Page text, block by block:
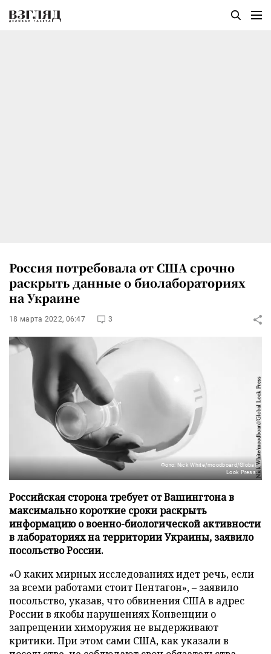
Россия потребовала от США срочно
раскрыть данные о биолабораториях
на Украине
18 марта 2022, 06:47 3
Фото: Nick White/moodboard/Global
Look Press
Российская сторона требует от Вашингтона в
максимально короткие сроки раскрыть
информацию о военно-биологической активности
в лабораториях на территории Украины, заявило
посольство России.
«О каких мирных исследованиях идет речь, если
за всеми работами стоит Пентагон», – заявило
посольство, указав, что обвинения США в адрес
России в якобы нарушениях Конвенции о
запрещении химоружия не выдерживают
критики. При этом сами США, как указали в